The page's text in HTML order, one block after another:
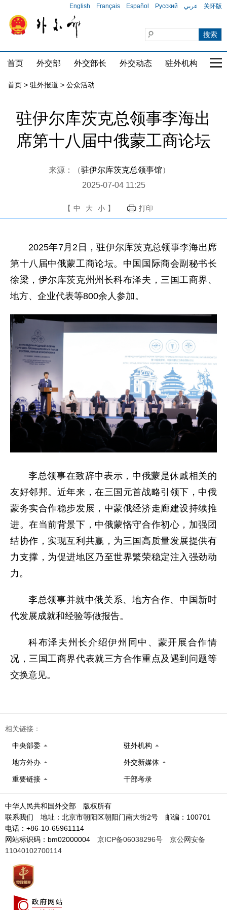
English Français Español Русский عربي 关怀版
首页 外交部 外交部长 外交动态 驻外机构 国
首页 > 驻外报道 > 公众活动
驻伊尔库茨克总领事李海出
席第十八届中俄蒙工商论坛
来源：（驻伊尔库茨克总领事馆）
2025-07-04 11:25
【 中 大 小 】 打印
2025年7月2日，驻伊尔库茨克总领事李海出席
第十八届中俄蒙工商论坛。中国国际商会副秘书长
徐梁，伊尔库茨克州州长科布泽夫，三国工商界、
地方、企业代表等800余人参加。
李总领事在致辞中表示，中俄蒙是休戚相关的
友好邻邦。近年来，在三国元首战略引领下，中俄
蒙务实合作稳步发展，中蒙俄经济走廊建设持续推
进。在当前背景下，中俄蒙恪守合作初心，加强团
结协作，实现互利共赢，为三国高质量发展提供有
力支撑，为促进地区乃至世界繁荣稳定注入强劲动
力。
李总领事并就中俄关系、地方合作、中国新时
代发展成就和经验等做报告。
科布泽夫州长介绍伊州同中、蒙开展合作情
况，三国工商界代表就三方合作重点及遇到问题等
交换意见。
相关链接：
中央部委 驻外机构
地方外办 外交新媒体
重要链接 干部考录
中华人民共和国外交部 版权所有
联系我们 地址：北京市朝阳区朝阳门南大街2号 邮编：100701
电话：+86-10-65961114
网站标识码：bm02000004 京ICP备06038296号
京公网安备
11040102700114